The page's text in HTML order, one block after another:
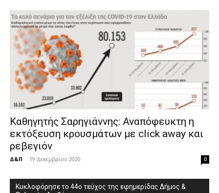
Καθηγητής Σαρηγιάννης: Αναπόφευκτη η
εκτόξευση κρουσμάτων με click away και
ρεβεγιόν
Δ&Π - 19 Δεκεμβρίου 2020 0
Κυκλοφόρησε το 44ο τεύχος της εφημερίδας Δήμος &